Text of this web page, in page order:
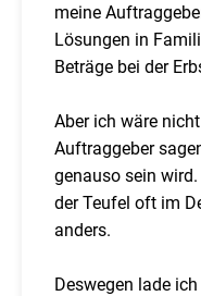
meine
Lösungen in
Beträge bei der
Aber ich wäre
Auftraggeber
genauso sein
der Teufel oft im
anders.
Deswegen lade